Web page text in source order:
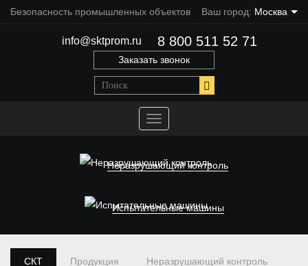
Безопасность промышленных объектов Ваш город: Москва
info@sktprom.ru 8 800 511 52 71
Заказать звонок
Переключить
навигацию
Неразрушающий контроль
Испытательные машины
СКТ Продукция Неразрушающий контроль